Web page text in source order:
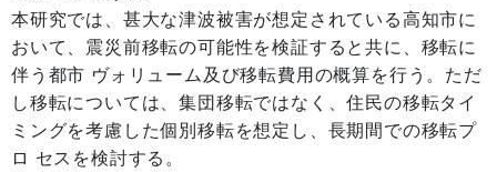
本研究では、甚大な津波被害が想定されている高知市に
おいて、震災前移転の可能性を検証すると共に、移転に
伴う都市 ヴォリューム及び移転費用の概算を行う。ただ
し移転については、集団移転ではなく、住民の移転タイ
ミングを考慮した個別移転を想定し、長期間での移転プ
ロ セスを検討する。